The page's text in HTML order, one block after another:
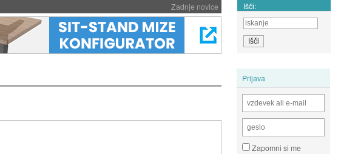
Zadnje novice Išči:
Prijava
Zapomni si me